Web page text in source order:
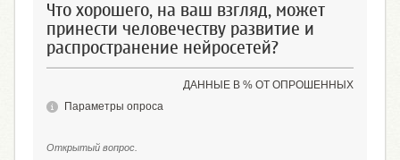
Что хорошего, на ваш взгляд, может
принести человечеству развитие и
распространение нейросетей?
ДАННЫЕ В % ОТ ОПРОШЕННЫХ
Параметры опроса
Открытый вопрос.